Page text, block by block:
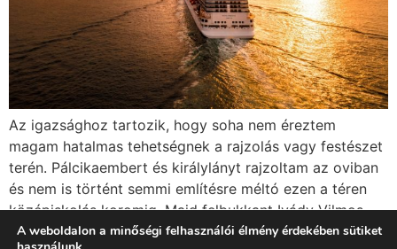
Az igazsághoz tartozik, hogy soha nem éreztem
magam hatalmas tehetségnek a rajzolás vagy festészet
terén. Pálcikaembert és királylányt rajzoltam az oviban
és nem is történt semmi említésre méltó ezen a téren
középiskolás koromig. Majd felbukkant Ivády Vilmos
tanár úr. A gimnáziumban az alagsorban volt a
A weboldalon a minőségi felhasználói élmény érdekében sütiket